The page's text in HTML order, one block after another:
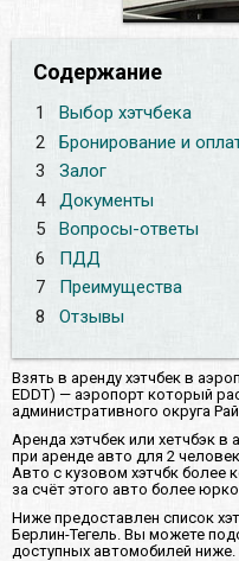
Содержание
1
Выбор хэтчбека
2
Бронирование и
3
Залог
4
Документы
5
Вопросы-ответы
6
ПДД
7
Преимущества
8
Отзывы
Взять в аренду хэтчбек в
EDDT) — аэропорт который
административного округа
Аренда хэтчбек или хетчбэк в
при аренде авто для 2
Авто с кузовом хэтчбк более
за счёт этого авто более
Ниже предоставлен список
Берлин-Тегель. Вы можете
доступных автомобилей ниже.